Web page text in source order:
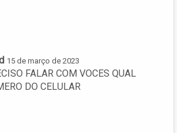
15 de março de 2023
FALAR COM VOCES QUAL
DO CELULAR